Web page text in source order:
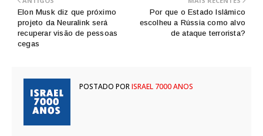
Por que o Estado Islâmico
escolheu a Rússia como alvo
de ataque terrorista?
Elon Musk diz que próximo
projeto da Neuralink será
recuperar visão de pessoas
cegas
POSTADO PORISRAEL 7000 ANOS